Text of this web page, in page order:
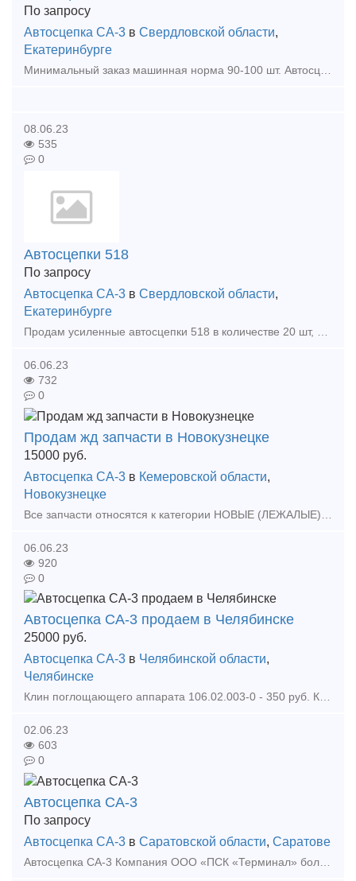
По запросу
Автосцепка СА-3 в Свердловской области,
Екатеринбурге
08.06.23
535
0
Автосцепки 518
По запросу
Автосцепка СА-3 в Свердловской области,
Екатеринбурге
06.06.23
732
0
Продам жд запчасти в Новокузнецке
15000 руб.
Автосцепка СА-3 в Кемеровской области,
Новокузнецке
06.06.23
920
0
Автосцепка СА-3 продаем в Челябинске
25000 руб.
Автосцепка СА-3 в Челябинской области,
Челябинске
Клин поглощающего аппарата 106.02.003-0 - 350 руб. Клин тягового хомута 106.02.002-0 - 550 руб. Клин фрикционный Ханина М1698.00.002 - 680 руб. Колодка локомотивная гребневая тип М -
02.06.23
603
0
Автосцепка СА-3
По запросу
Автосцепка СА-3 в Саратовской области, Саратове
Автосцепка СА-3 Компания ООО «ПСК «Терминал» более 10 лет на рынке поставки запасных частей для подвижного состава железнодорожного транспорта. Комплексные поставки полного перечня под